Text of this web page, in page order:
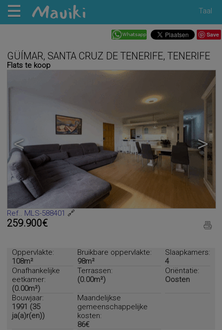
Taal
Save
GÜÍMAR, SANTA CRUZ DE TENERIFE, TENERIFE
Flats te koop
< >
Ref.. MLS-588401 🔗
259.900€
Oppervlakte:
108m²
Bruikbare oppervlakte:
98m²
Slaapkamers:
4
Onafhankelijke
eetkamer:
(0.00m²)
Terrassen:
(0.00m²)
Oriëntatie:
Oosten
Bouwjaar:
1991 (35
ja(a)r(en))
Maandelijkse
gemeenschappelijke
kosten:
86€